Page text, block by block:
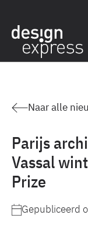
Naar alle
Parijs
Vassal
Prize
Gepubliceerd